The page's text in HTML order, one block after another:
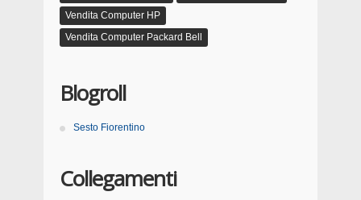
Vendita Computer HP
Vendita Computer Packard Bell
Blogroll
Sesto Fiorentino
Collegamenti